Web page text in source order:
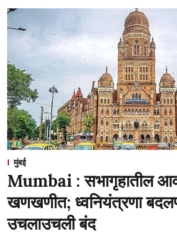
मुंबई
Mumbai : सभागृहातील
खणखणीत; ध्वनियंत्रणा
उचलाउचली बंद